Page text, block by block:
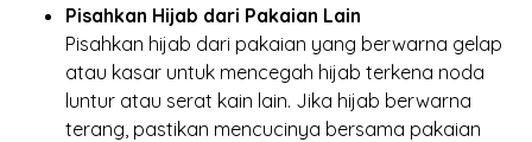
Pisahkan Hijab dari Pakaian Lain
Pisahkan hijab dari pakaian yang berwarna gelap
atau kasar untuk mencegah hijab terkena noda
luntur atau serat kain lain. Jika hijab berwarna
terang, pastikan mencucinya bersama pakaian